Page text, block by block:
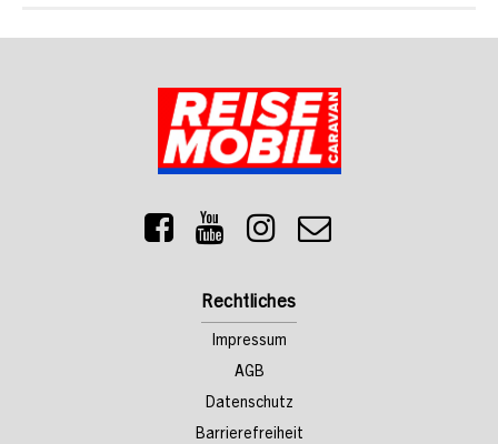
Rechtliches
Impressum
AGB
Datenschutz
Barrierefreiheit